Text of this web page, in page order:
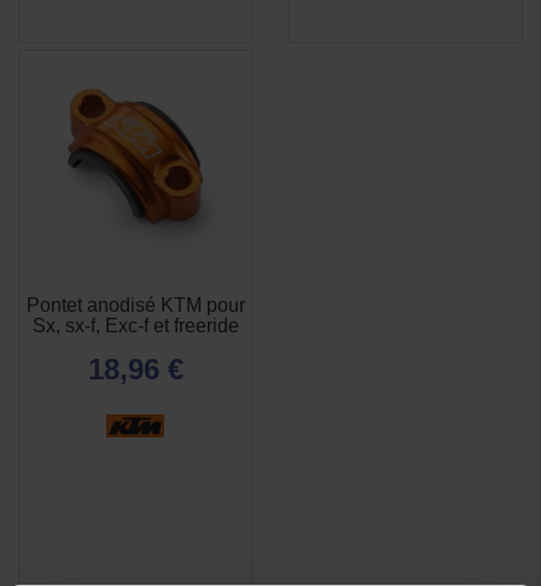
Pontet anodisé KTM pour
Sx, sx-f, Exc-f et freeride
18,96 €